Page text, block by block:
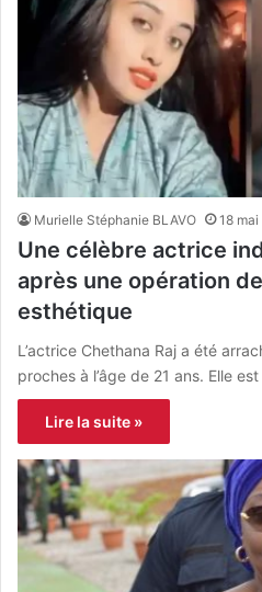
Murielle Stéphanie BLAVO 18
Une célèbre actrice
après une opération
esthétique
L’actrice Chethana Raj a été
proches à l’âge de 21 ans. Elle
Lire la suite »